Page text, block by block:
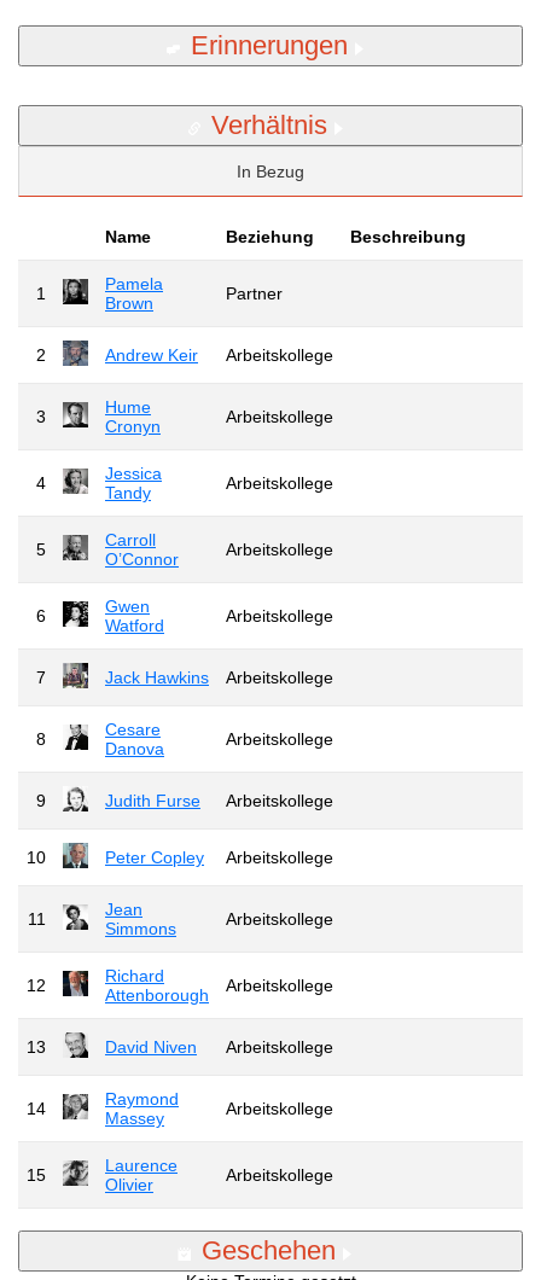
Erinnerungen
Verhältnis
In Bezug
Name Beziehung Beschreibung
1
Pamela
Brown
Partner
2 Andrew Keir Arbeitskollege
3
Hume
Cronyn
Arbeitskollege
4
Jessica
Tandy
Arbeitskollege
5
Carroll
O’Connor
Arbeitskollege
6
Gwen
Watford
Arbeitskollege
7 Jack Hawkins Arbeitskollege
8
Cesare
Danova
Arbeitskollege
9 Judith Furse Arbeitskollege
10 Peter Copley Arbeitskollege
11
Jean
Simmons
Arbeitskollege
12
Richard
Attenborough
Arbeitskollege
13 David Niven Arbeitskollege
14
Raymond
Massey
Arbeitskollege
15
Laurence
Olivier
Arbeitskollege
Geschehen